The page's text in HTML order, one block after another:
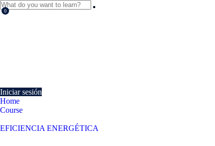
0
Iniciar sesión
Home
Course
EFICIENCIA ENERGÉTICA